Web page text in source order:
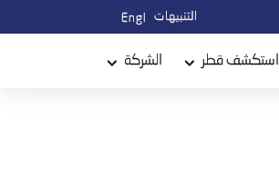
التنبيهاتEnglish
استكشف قطر الشركة